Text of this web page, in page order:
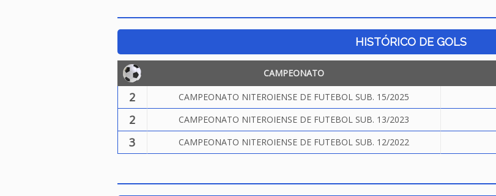
HISTÓRICO DE GOLS
CAMPEONATO
2 CAMPEONATO NITEROIENSE DE FUTEBOL SUB. 15/2025
2 CAMPEONATO NITEROIENSE DE FUTEBOL SUB. 13/2023
3 CAMPEONATO NITEROIENSE DE FUTEBOL SUB. 12/2022